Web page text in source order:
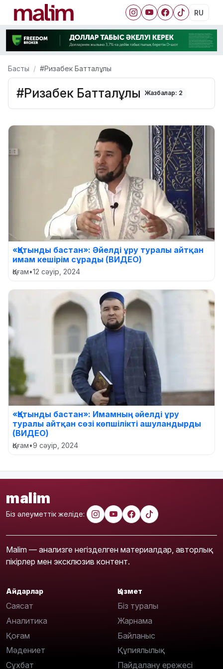
RU
Басты #Ризабек Батталұлы
#Ризабек Батталұлы Жазбалар: 2
«Қатынды бастан»: Әйелді ұру туралы айтқан
имам кешірім сұрады (ВИДЕО)
Қоғам•12 сәуір, 2024
«Қатынды бастан»: Имамның әйелді ұру
туралы айтқан сөзі көпшілікті ашуландырды
(ВИДЕО)
Қоғам•9 сәуір, 2024
malim
Біз әлеуметтік желіде:
Malim — анализге негізделген материалдар, авторлық
пікірлер мен эксклюзив контент.
Айдарлар
Саясат
Аналитика
Қоғам
Мәдениет
Сұхбат
Қызмет
Біз туралы
Жарнама
Байланыс
Құпиялылық
Пайдалану ережесі